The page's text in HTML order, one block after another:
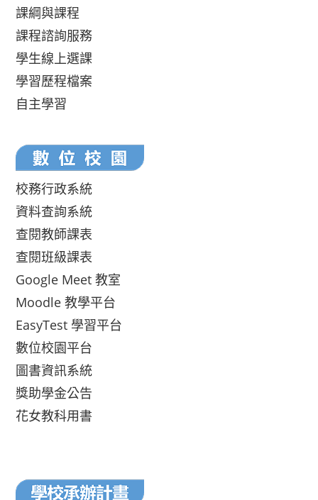
課綱與課程
課程諮詢服務
學生線上選課
學習歷程檔案
自主學習
校務行政系統
資料查詢系統
查閱教師課表
查閱班級課表
Google Meet 教室
Moodle 教學平台
EasyTest 學習平台
數位校園平台
圖書資訊系統
獎助學金公告
花女教科用書